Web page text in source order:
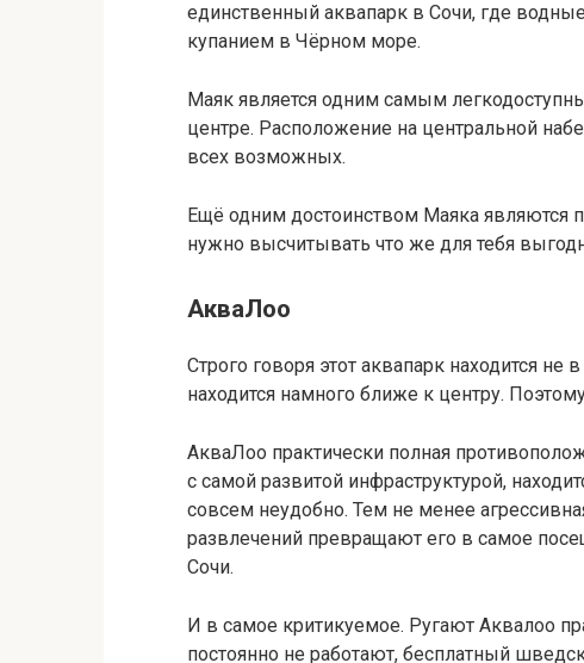
единственный аквапарк в Сочи, где
купанием в Чёрном море.
Маяк является одним самым
центре. Расположение на центральной
всех возможных.
Ещё одним достоинством Маяка являются
нужно высчитывать что же для тебя
АкваЛоо
Строго говоря этот аквапарк находится
находится намного ближе к центру.
АкваЛоо практически полная
с самой развитой инфраструктурой,
совсем неудобно. Тем не менее
развлечений превращают его в самое
Сочи.
И в самое критикуемое. Ругают Аквалоо
постоянно не работают, бесплатный